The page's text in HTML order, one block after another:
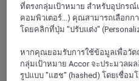
ที่ตรงกลุ่มเป้าหมาย สำหรับอุปกรณ์
คอมพิวเตอร์...) คุณสามารถเลือกก
โดยคลิกที่ปุ่ม "ปรับแต่ง"
หากคุณยอมรับการใช้ข้อมูลเพื่อวั
กลุ่มเป้าหมาย Accor จะประมวล
รูปแบบ "แฮช" (hashed) โดยเชื่อม